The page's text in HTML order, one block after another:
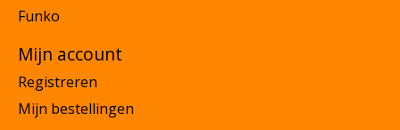
Funko
Mijn account
Registreren
Mijn bestellingen